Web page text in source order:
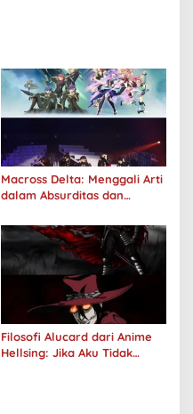
Macross Delta: Menggali Arti
dalam Absurditas dan
Filosofi Alucard dari Anime
Hellsing: Jika Aku Tidak